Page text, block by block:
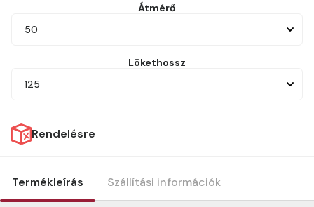
Átmérő
50
Lökethossz
125
Rendelésre
Termékleírás Szállítási információk